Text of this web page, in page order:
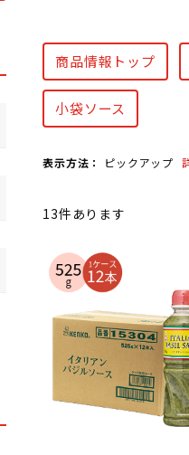
商品情報トップ
小袋ソース
表示方法： ピックアップ
13件あります